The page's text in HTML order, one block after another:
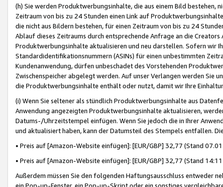
(h) Sie werden Produktwerbungsinhalte, die aus einem Bild bestehen,
Zeitraum von bis zu 24 Stunden einen Link auf
die nicht aus Bildern bestehen, für einen Zeitraum von bis zu 24
Ablauf dieses Zeitraums durch entsprechende Anfrage an die
Produktwerbungsinhalte aktualisieren und neu darstellen. Sofern wir
Standardidentifikationsnummern (ASINs) für einen unbestimmten
Kundenanwendung, dürfen unbeschadet des Vorstehenden
Zwischenspeicher abgelegt werden. Auf unser Verlangen werden Sie
die Produktwerbungsinhalte enthält oder nutzt, damit wir Ihre
(i) Wenn Sie seltener als stündlich Produktwerbungsinhalte aus
Anwendung angezeigten Produktwerbungsinhalte aktualisieren,
Datums-/Uhrzeitstempel einfügen. Wenn Sie jedoch die in Ihrer
und aktualisiert haben, kann der Datumsteil des Stempels entfallen.
• Preis auf [Amazon-Website einfügen]: [EUR/GBP] 32,77 (Stand
• Preis auf [Amazon-Website einfügen]: [EUR/GBP] 32,77 (Stand
Außerdem müssen Sie den folgenden Haftungsausschluss entweder
ein Pop-up-Fenster, ein Pop-up-Skript oder ein sonstiges